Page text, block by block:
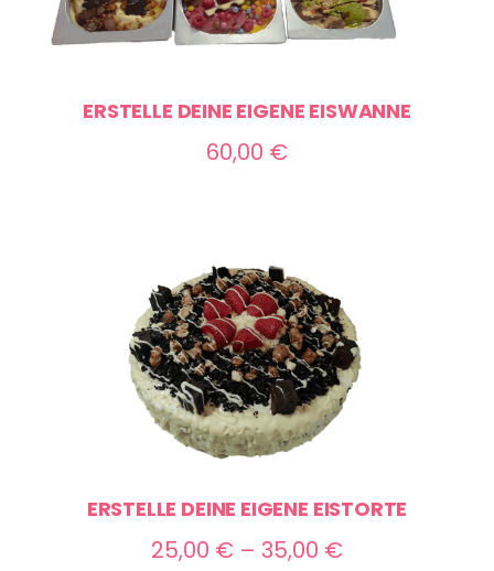
ERSTELLE DEINE EIGENE EISWANNE
60,00 €
ERSTELLE DEINE EIGENE EISTORTE
25,00 € – 35,00 €Preisspanne: